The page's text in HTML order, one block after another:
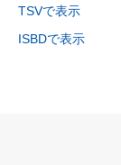
TSVで表示
ISBDで表示